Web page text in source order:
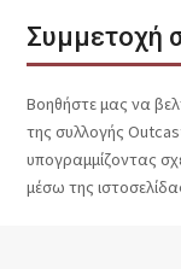
Συμμετοχή
Βοηθήστε μας να
της συλλογής
υπογραμμίζοντας
μέσω της